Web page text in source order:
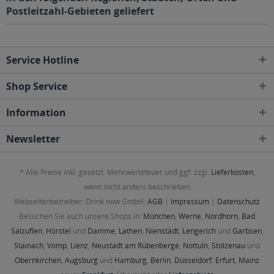
Postleitzahl-Gebieten geliefert
Service Hotline
Shop Service
Information
Newsletter
* Alle Preise inkl. gesetzl. Mehrwertsteuer und ggf. zzgl. Lieferkosten,
wenn nicht anders beschrieben
Webseitenbetreiber: Drink now GmbH: AGB | Impressum | Datenschutz
Besuchen Sie auch unsere Shops in: München, Werne, Nordhorn, Bad
Salzuflen, Hörstel und Damme, Lathen, Nienstädt, Lengerichund Garbsen,
Stainach, Vomp, Lienz, Neustadt am Rübenberge, Nottuln, Stolzenau und
Obernkirchen, Augsburg und Hamburg, Berlin, Düsseldorf, Erfurt, Mainz